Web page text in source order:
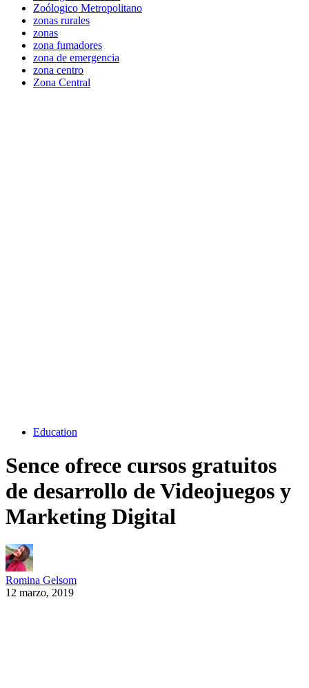
Zoólogico Metropolitano
zonas rurales
zonas
zona fumadores
zona de emergencia
zona centro
Zona Central
Education
Sence ofrece cursos gratuitos
de desarrollo de Videojuegos y
Marketing Digital
Romina Gelsom
12 marzo, 2019